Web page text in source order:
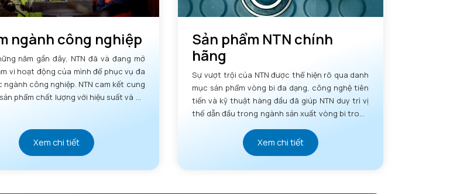
ngành công nghiệp
năm gần đây, NTN đã và đang mở
vụ đa
NTN cam kết cung
phẩm chất lượng với hiệu suất và độ
Xem chi tiết
Sản phẩm NTN chính
hãng
Sự vượt trội của NTN được thể hiện rõ qua danh
mục sản phẩm vòng bi đa dạng, công nghệ tiên
tiến và kỹ thuật hàng đầu đã giúp NTN duy trì vị
thế dẫn đầu trong ngành sản xuất vòng bi trong
Xem chi tiết